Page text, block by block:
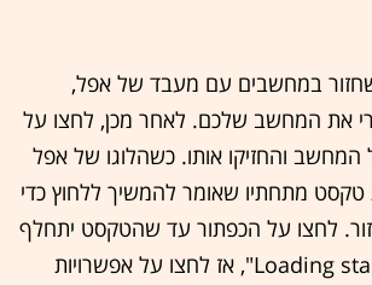
במחשבים עם מעבד של אפל,
את המחשב שלכם. לאחר מכן, לחצו על
והחזיקו אותו. כשהלוגו של אפל
טקסט מתחתיו שאומר להמשיך ללחוץ כדי
לחצו על הכפתור עד שהטקסט יתחלף
ל-"Loading startup options", אז לחצו על אפשרויות